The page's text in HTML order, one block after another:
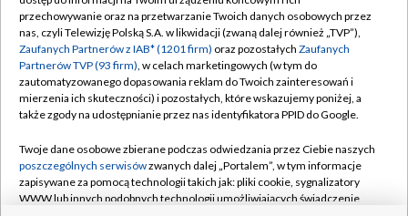
Abonament TVP
Emisja w TVP
Centrum informacji TVP
Naziemna Telewizja Cyfrowa
Rada Programowa
System NOS
Regulamin TVP
Polityka prywatności
Moje zgody
Pomoc
Kontakt
przechowywanie oraz na przetwarzanie Twoich danych osobowych przez
nas, czyli Telewizję Polską S.A. w likwidacji (zwaną dalej również „TVP”),
Zaufanych Partnerów z IAB* (1201 firm) oraz pozostałych Zaufanych
Partnerów TVP (93 firm), w celach marketingowych (w tym do
zautomatyzowanego dopasowania reklam do Twoich zainteresowań i
mierzenia ich skuteczności) i pozostałych, które wskazujemy poniżej, a
także zgody na udostępnianie przez nas identyfikatora PPID do Google.
Twoje dane osobowe zbierane podczas odwiedzania przez Ciebie naszych
poszczególnych serwisówzwanych dalej „Portalem”, w tym informacje
zapisywane za pomocą technologii takich jak: pliki cookie, sygnalizatory
WWW lub innych podobnych technologii umożliwiających świadczenie